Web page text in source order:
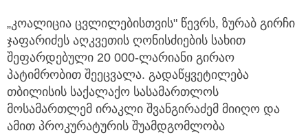
„კოალიცია ცვლილებისთვის" წევრს, ზურაბ გირჩი
ჯაფარიძეს აღკვეთის ღონისძიების სახით
შეფარდებული 20 000-ლარიანი გირაო
პატიმრობით შეეცვალა. გადაწყვეტილება
თბილისის საქალაქო სასამართლოს
მოსამართლემ ირაკლი შვანგირაძემ მიიღო და
ამით პროკურატურის შუამდგომლობა